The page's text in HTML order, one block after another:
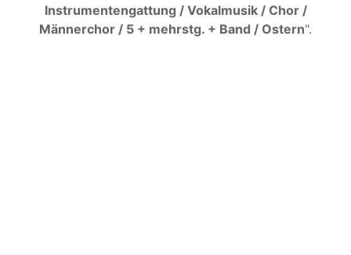
Instrumentengattung / Vokalmusik / Chor /
Männerchor / 5 + mehrstg. + Band / Ostern".